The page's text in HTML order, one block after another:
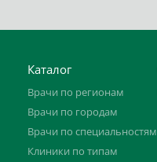
Каталог
Врачи по регионам
Врачи по городам
Врачи по специальностям
Клиники по типам